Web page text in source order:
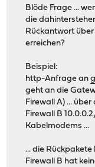
Blöde Frage ...
die
Rückantwort
erreichen?
Beispiel:
http-Anfrage an
geht an die
Firewall A) ...
Firewall B
Kabelmodems ...
... die Rückpakete
Firewall B hat